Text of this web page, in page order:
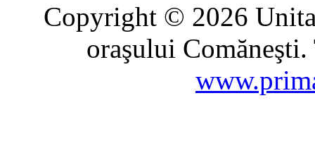
Copyright © 2026
oraşului